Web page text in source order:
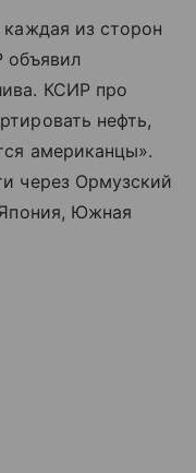
из сторон
объявил
КСИР про
нефть,
американцы».
через Ормузский
Южная